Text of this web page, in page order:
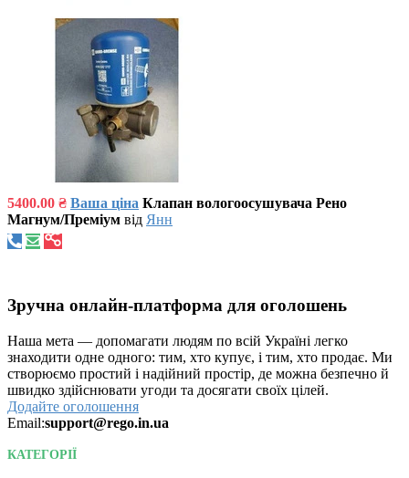
5400.00 ₴ Ваша ціна Клапан вологоосушувача Рено
Магнум/Преміум від Янн
Зручна онлайн-платформа для оголошень
Наша мета — допомагати людям по всій Україні легко
знаходити одне одного: тим, хто купує, і тим, хто продає. Ми
створюємо простий і надійний простір, де можна безпечно й
швидко здійснювати угоди та досягати своїх цілей.
Додайте оголошення
Email:support@rego.in.ua
КАТЕГОРІЇ